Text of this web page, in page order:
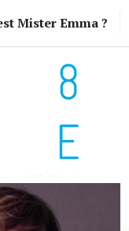
Mister Emma ?